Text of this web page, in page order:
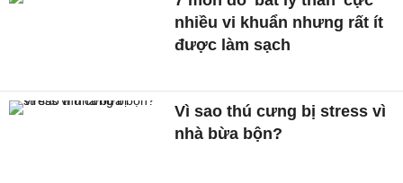
nhiều vi khuẩn nhưng rất ít
được làm sạch
Vì sao thú cưng bị stress vì
nhà bừa bộn?